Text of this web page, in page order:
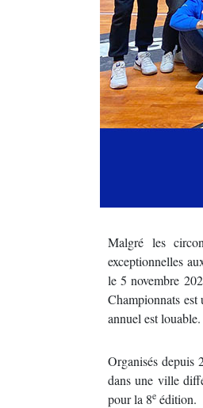
Malgré les
exceptionnelles
le 5 novembre
Championnats est
annuel est louable.
Organisés depuis
dans une ville
pour la 8e édition.